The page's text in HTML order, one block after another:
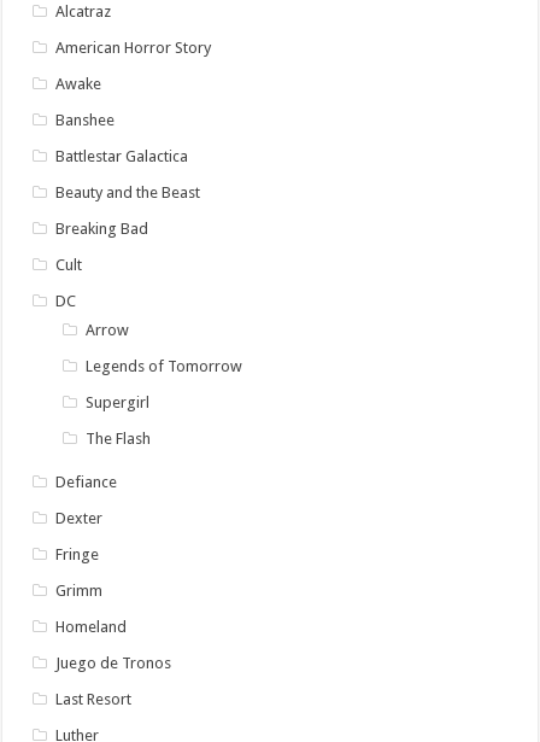
Alcatraz
American Horror Story
Awake
Banshee
Battlestar Galactica
Beauty and the Beast
Breaking Bad
Cult
DC
Arrow
Legends of Tomorrow
Supergirl
The Flash
Defiance
Dexter
Fringe
Grimm
Homeland
Juego de Tronos
Last Resort
Luther